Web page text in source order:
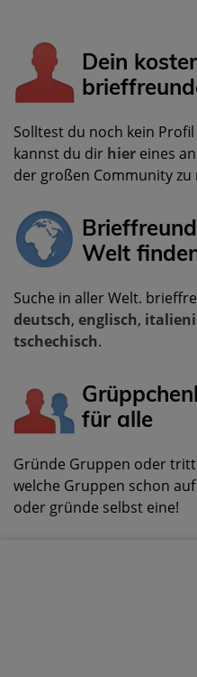
Dein
Solltest du noch kein
kannst du dir hier eines
der großen Community zu
Welt
Suche in aller Welt.
deutsch, englisch,
tschechisch.
für alle
Gründe Gruppen oder
welche Gruppen schon
oder gründe selbst eine!